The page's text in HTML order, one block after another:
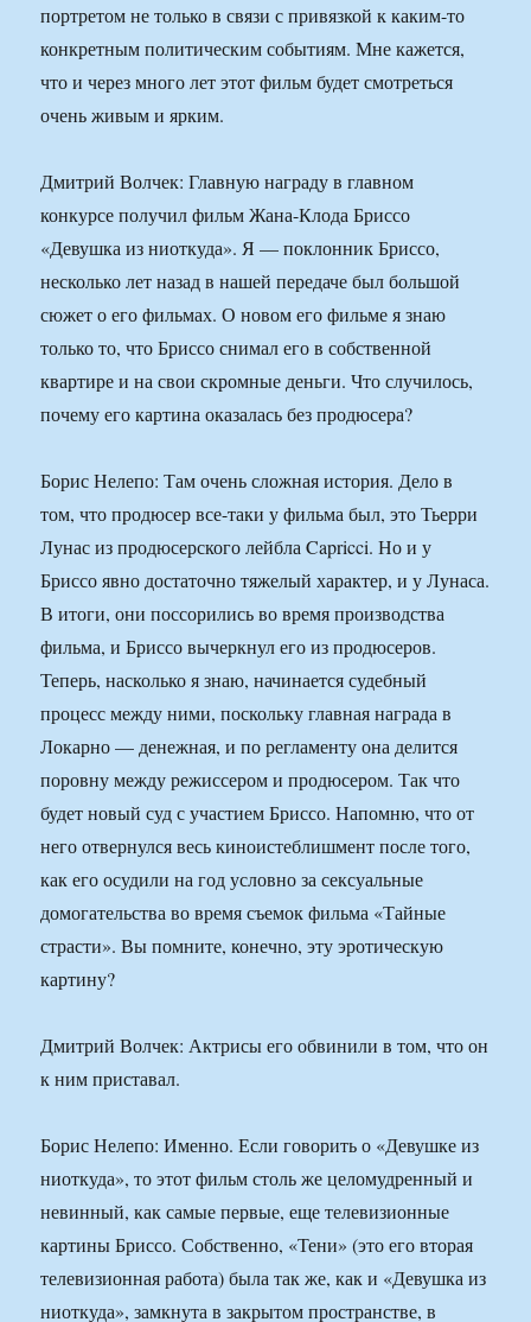
портретом не только в связи с привязкой к каким-то
конкретным политическим событиям. Мне кажется,
что и через много лет этот фильм будет смотреться
очень живым и ярким.
Дмитрий Волчек: Главную награду в главном
конкурсе получил фильм Жана-Клода Бриссо
«Девушка из ниоткуда». Я — поклонник Бриссо,
несколько лет назад в нашей передаче был большой
сюжет о его фильмах. О новом его фильме я знаю
только то, что Бриссо снимал его в собственной
квартире и на свои скромные деньги. Что случилось,
почему его картина оказалась без продюсера?
Борис Нелепо: Там очень сложная история. Дело в
том, что продюсер все-таки у фильма был, это Тьерри
Лунас из продюсерского лейбла Capricci. Но и у
Бриссо явно достаточно тяжелый характер, и у Лунаса.
В итоги, они поссорились во время производства
фильма, и Бриссо вычеркнул его из продюсеров.
Теперь, насколько я знаю, начинается судебный
процесс между ними, поскольку главная награда в
Локарно — денежная, и по регламенту она делится
поровну между режиссером и продюсером. Так что
будет новый суд с участием Бриссо. Напомню, что от
него отвернулся весь киноистеблишмент после того,
как его осудили на год условно за сексуальные
домогательства во время съемок фильма «Тайные
страсти». Вы помните, конечно, эту эротическую
картину?
Дмитрий Волчек: Актрисы его обвинили в том, что он
к ним приставал.
Борис Нелепо: Именно. Если говорить о «Девушке из
ниоткуда», то этот фильм столь же целомудренный и
невинный, как самые первые, еще телевизионные
картины Бриссо. Собственно, «Тени» (это его вторая
телевизионная работа) была так же, как и «Девушка из
ниоткуда», замкнута в закрытом пространстве, в